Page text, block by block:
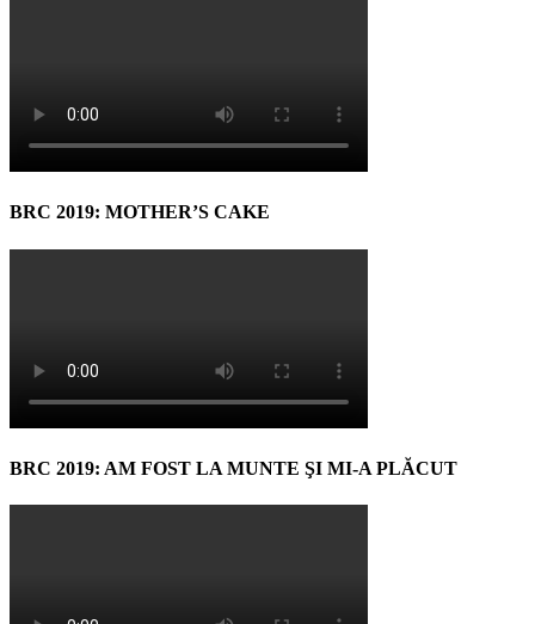
BRC 2019: MOTHER’S CAKE
BRC 2019: AM FOST LA MUNTE ŞI MI-A PLĂCUT